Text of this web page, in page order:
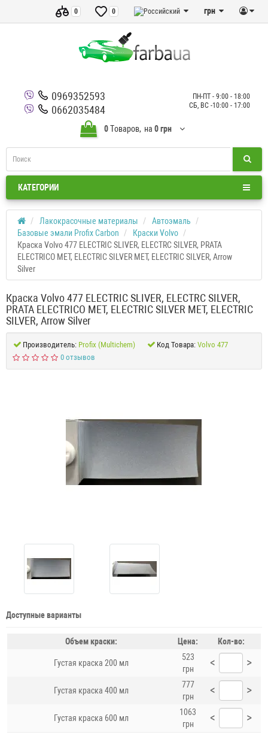
грн
0
0
0969352593
0662035484
ПН-ПТ - 9:00 - 18:00
СБ, ВС -10:00 - 17:00
0Tоваров, на 0 грн
КАТЕГОРИИ
Лакокрасочные материалы
Автоэмаль
Базовые эмали Profix Carbon
Краски Volvo
Краска Volvo 477 ELECTRIC SLIVER, ELECTRC SILVER, PRATA
ELECTRICO MET, ELECTRIC SILVER MET, ELECTRIC SILVER, Arrow
Silver
Краска Volvo 477 ELECTRIC SLIVER, ELECTRC SILVER,
PRATA ELECTRICO MET, ELECTRIC SILVER MET, ELECTRIC
SILVER, Arrow Silver
Производитель: Profix (Multichem) Код Товара: Volvo 477
0 отзывов
Доступные варианты
Объем краски: Цена: Кол-во:
Густая краска 200 мл
523
грн
< >
Густая краска 400 мл
777
грн
< >
Густая краска 600 мл
1063
грн
< >